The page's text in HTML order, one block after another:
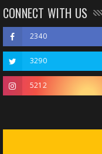
CONNECT WITH US
2340
3290
5212